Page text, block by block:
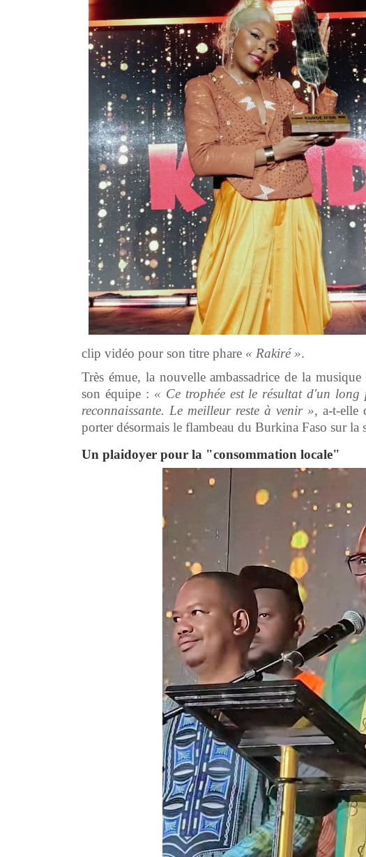
clip vidéo pour son titre phare « Rakiré ».
Très émue, la nouvelle ambassadrice de la
son équipe : « Ce trophée est le résultat d'un
reconnaissante. Le meilleur reste à venir », a-t-elle
porter désormais le flambeau du Burkina Faso sur la
Un plaidoyer pour la "consommation locale"